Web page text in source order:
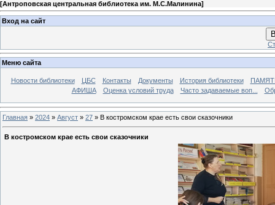
[Антроповская центральная библиотека им. М.С.Малинина]
Вход на сайт
Меню сайта
Новости библиотеки ЦБС Контакты Документы История библиотеки
АФИША
Оценка условий труда Часто задаваемые воп...
Главная » 2024 » Август » 27 » В костромском крае есть свои сказочники
В костромском крае есть свои сказочники